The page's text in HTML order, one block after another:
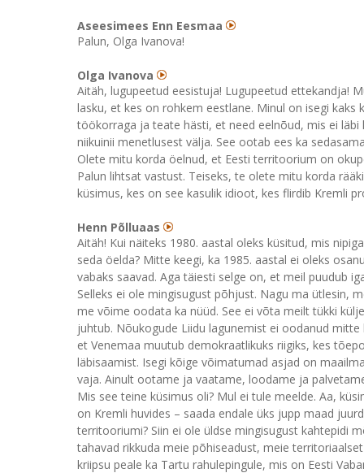
Aseesimees Enn Eesmaa
Palun, Olga Ivanova!
Olga Ivanova
Aitäh, lugupeetud eesistuja! Lugupeetud ettekandja!
lasku, et kes on rohkem eestlane. Minul on isegi kaks
töökorraga ja teate hästi, et need eelnõud, mis ei
niikuinii menetlusest välja. See ootab ees ka
Olete mitu korda öelnud, et Eesti territoorium on
Palun lihtsat vastust. Teiseks, te olete mitu korda
küsimus, kes on see kasulik idioot, kes flirdib Kremli
Henn Põlluaas
Aitäh! Kui näiteks 1980. aastal oleks küsitud, mis
seda öelda? Mitte keegi, ka 1985. aastal ei oleks
vabaks saavad. Aga täiesti selge on, et meil puudub
Selleks ei ole mingisugust põhjust. Nagu ma ütlesin,
me võime oodata ka nüüd. See ei võta meilt tükki
juhtub. Nõukogude Liidu lagunemist ei oodanud
et Venemaa muutub demokraatlikuks riigiks, kes
läbisaamist. Isegi kõige võimatumad asjad on
vaja. Ainult ootame ja vaatame, loodame ja
Mis see teine küsimus oli? Mul ei tule meelde. Aa,
on Kremli huvides – saada endale üks jupp maad
territooriumi? Siin ei ole üldse mingisugust kahtepidi
tahavad rikkuda meie põhiseadust, meie
kriipsu peale ka Tartu rahulepingule, mis on Eesti